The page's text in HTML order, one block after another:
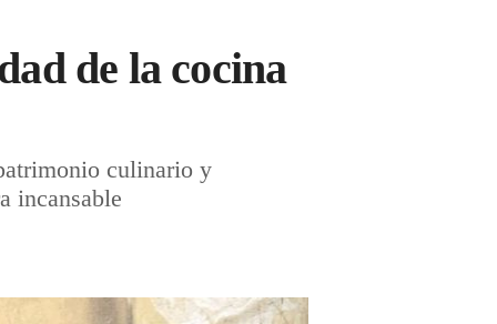
de la cocina
culinario y
incansable